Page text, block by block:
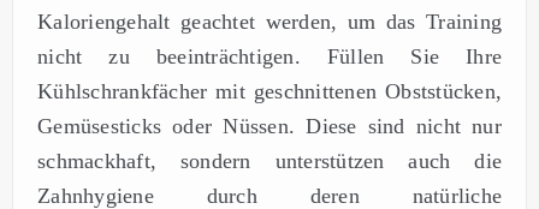
Kaloriengehalt geachtet werden, um das Training
nicht zu beeinträchtigen. Füllen Sie Ihre
Kühlschrankfächer mit geschnittenen Obststücken,
Gemüsesticks oder Nüssen. Diese sind nicht nur
schmackhaft, sondern unterstützen auch die
Zahnhygiene durch deren natürliche